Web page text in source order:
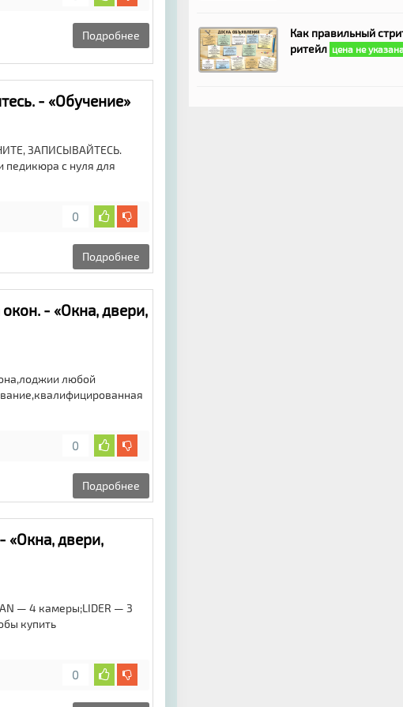
Подробнее
- «Обучение»
ЗАПИСЫВАЙТЕСЬ.
педикюра с нуля для
0
Подробнее
- «Окна, двери,
любой
0
Подробнее
двери,
— 4 камеры;LIDER — 3
купить
0
Как правильный
ритейл цена не